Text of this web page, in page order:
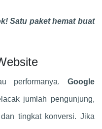
Satu paket hemat buat
performanya. Google
jumlah pengunjung,
tingkat konversi. Jika